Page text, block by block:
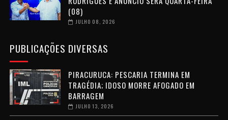
(08)
JULHO 08, 2026
PUBLICAÇÕES DIVERSAS
PIRACURUCA: PESCARIA TERMINA EM
TRAGÉDIA; IDOSO MORRE AFOGADO EM
BARRAGEM
JULHO 13, 2026